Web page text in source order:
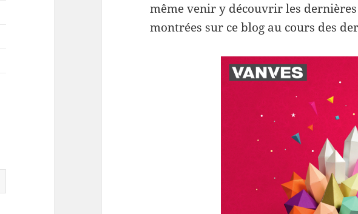
même venir y découvrir les
montrées sur ce blog au cours des